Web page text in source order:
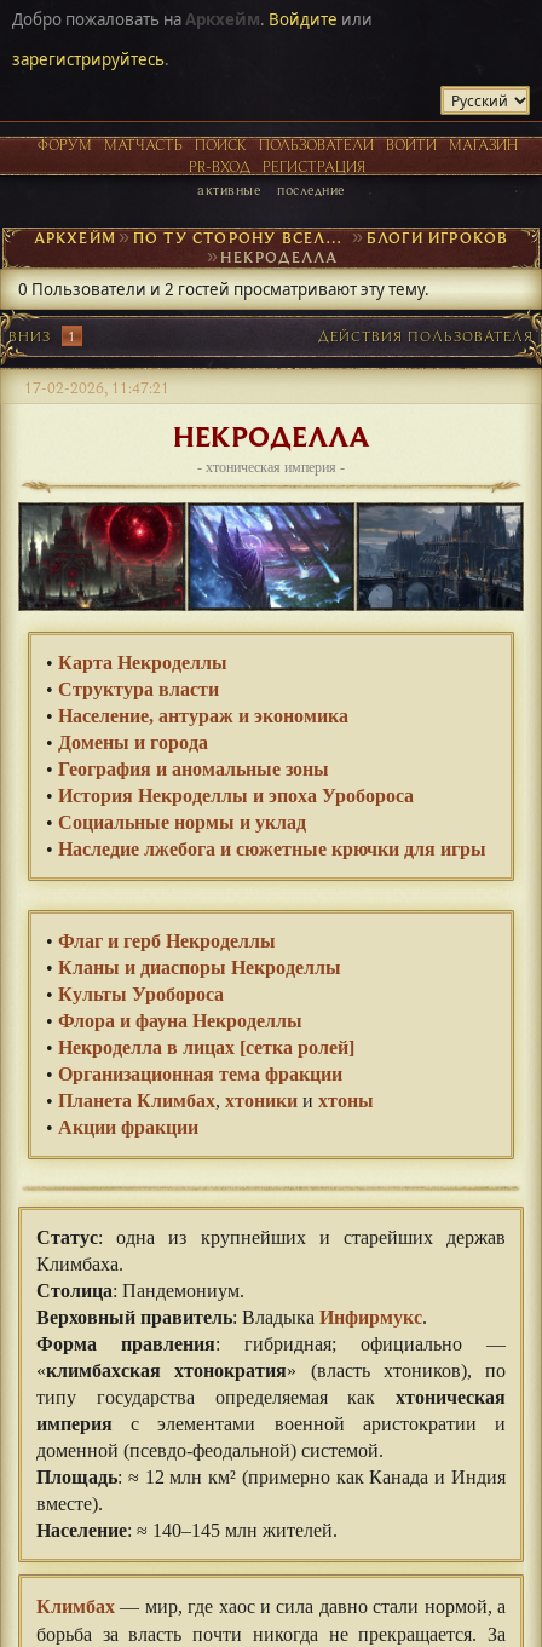
Добро пожаловать наАркхейм. Войдите или
зарегистрируйтесь.
ФОРУМ МАТЧАСТЬ ПОИСК ПОЛЬЗОВАТЕЛИ ВОЙТИ
МАГАЗИН
PR-ВХОД
РЕГИСТРАЦИЯ
активные последние
АРКХЕЙМ► ПО ТУ СТОРОНУ ВСЕЛЕННОЙ ►БЛОГИ ИГРОКОВ
►НЕКРОДЕЛЛА
0 Пользователи и 2 гостей просматривают эту тему.
ВНИЗ 1 ДЕЙСТВИЯ ПОЛЬЗОВАТЕЛЯ
17-02-2026, 11:47:21
НЕКРОДЕЛЛА
- хтоническая империя -
• Карта Некроделлы
• Структура власти
• Население, антураж и экономика
• Домены и города
• География и аномальные зоны
• История Некроделлы и эпоха Уробороса
• Социальные нормы и уклад
• Наследие лжебога и сюжетные крючки для игры
• Флаг и герб Некроделлы
• Кланы и диаспоры Некроделлы
• Культы Уробороса
• Флора и фауна Некроделлы
• Некроделла в лицах [сетка ролей]
• Организационная тема фракции
• Планета Климбах, хтоникии хтоны
• Акции фракции
Статус: одна из крупнейших и старейших держав
Климбаха.
Столица: Пандемониум.
Верховный правитель: Владыка Инфирмукс.
Форма правления: гибридная; официально —
«климбахская хтонократия» (власть хтоников), по
типу государства определяемая как хтоническая
империя с элементами военной аристократии и
доменной (псевдо-феодальной) системой.
Площадь: ≈ 12 млн км² (примерно как Канада и Индия
вместе).
Население: ≈ 140–145 млн жителей.
Климбах — мир, где хаос и сила давно стали нормой, а
борьба за власть почти никогда не прекращается. За